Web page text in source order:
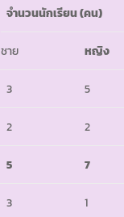
จำนวนนักเรียน (คน)
ชาย หญิง
3 5
2 2
5 7
3 1